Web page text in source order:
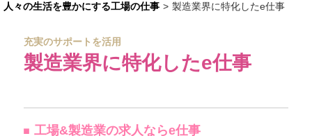
人々の生活を豊かにする工場の仕事 > 製造業界に特化したe仕事
充実のサポートを活用
製造業界に特化したe仕事
工場&製造業の求人ならe仕事